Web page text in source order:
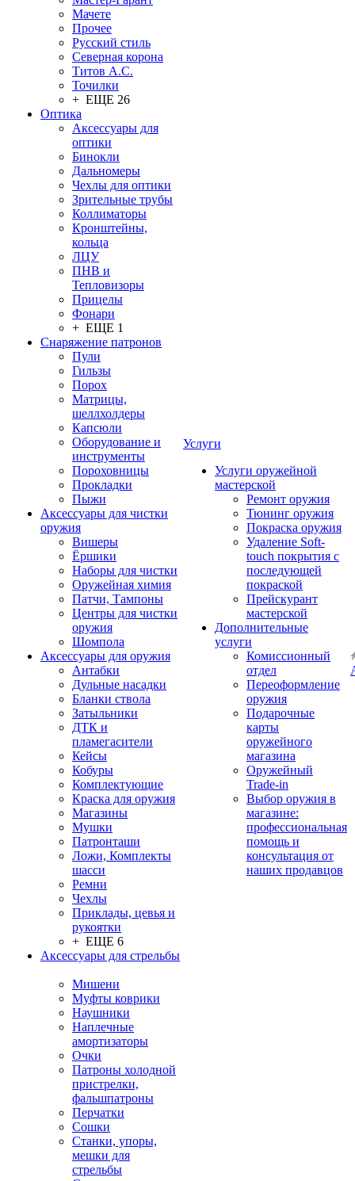
Мачете
Прочее
Русский стиль
Северная корона
Титов А.С.
Точилки
+ ЕЩЕ 26
Оптика
Аксессуары для
оптики
Бинокли
Дальномеры
Чехлы для оптики
Зрительные трубы
Коллиматоры
Кронштейны,
кольца
ЛЦУ
ПНВ и
Тепловизоры
Прицелы
Фонари
+ ЕЩЕ 1
Снаряжение патронов
Пули
Гильзы
Порох
Матрицы,
шеллхолдеры
Капсюли
Оборудование и
инструменты
Пороховницы
Прокладки
Пыжи
Аксессуары для чистки
оружия
Вишеры
Ёршики
Наборы для чистки
Оружейная химия
Патчи, Тампоны
Центры для чистки
оружия
Шомпола
Аксессуары для оружия
Антабки
Дульные насадки
Бланки ствола
Затыльники
ДТК и
пламегасители
Кейсы
Кобуры
Комплектующие
Краска для оружия
Магазины
Мушки
Патронташи
Ложи, Комплекты
шасси
Ремни
Чехлы
Приклады, цевья и
рукоятки
+ ЕЩЕ 6
Аксессуары для стрельбы
Мишени
Муфты коврики
Наушники
Наплечные
амортизаторы
Очки
Патроны холодной
пристрелки,
фальшпатроны
Перчатки
Сошки
Станки, упоры,
мешки для
стрельбы
Услуги
Услуги оружейной
мастерской
Ремонт оружия
Тюнинг оружия
Покраска оружия
Удаление Soft-
touch покрытия с
последующей
покраской
Прейскурант
мастерской
Дополнительные
услуги
Комиссионный
отдел
Переоформление
оружия
Подарочные
карты
оружейного
магазина
Оружейный
Trade-in
Выбор оружия в
магазине:
профессиональная
помощь и
консультация от
наших продавцов